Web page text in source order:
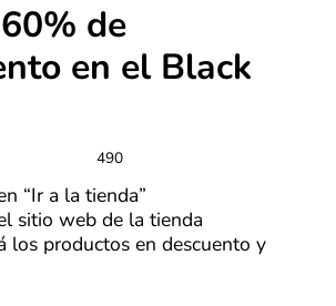
Ciudad, Santander y más
Farmaonline
-35%
nueva colección de perfumes
arabes
Natura
de
en el Black
490
“Ir a la tienda”
sitio web de la tienda
los productos en descuento y